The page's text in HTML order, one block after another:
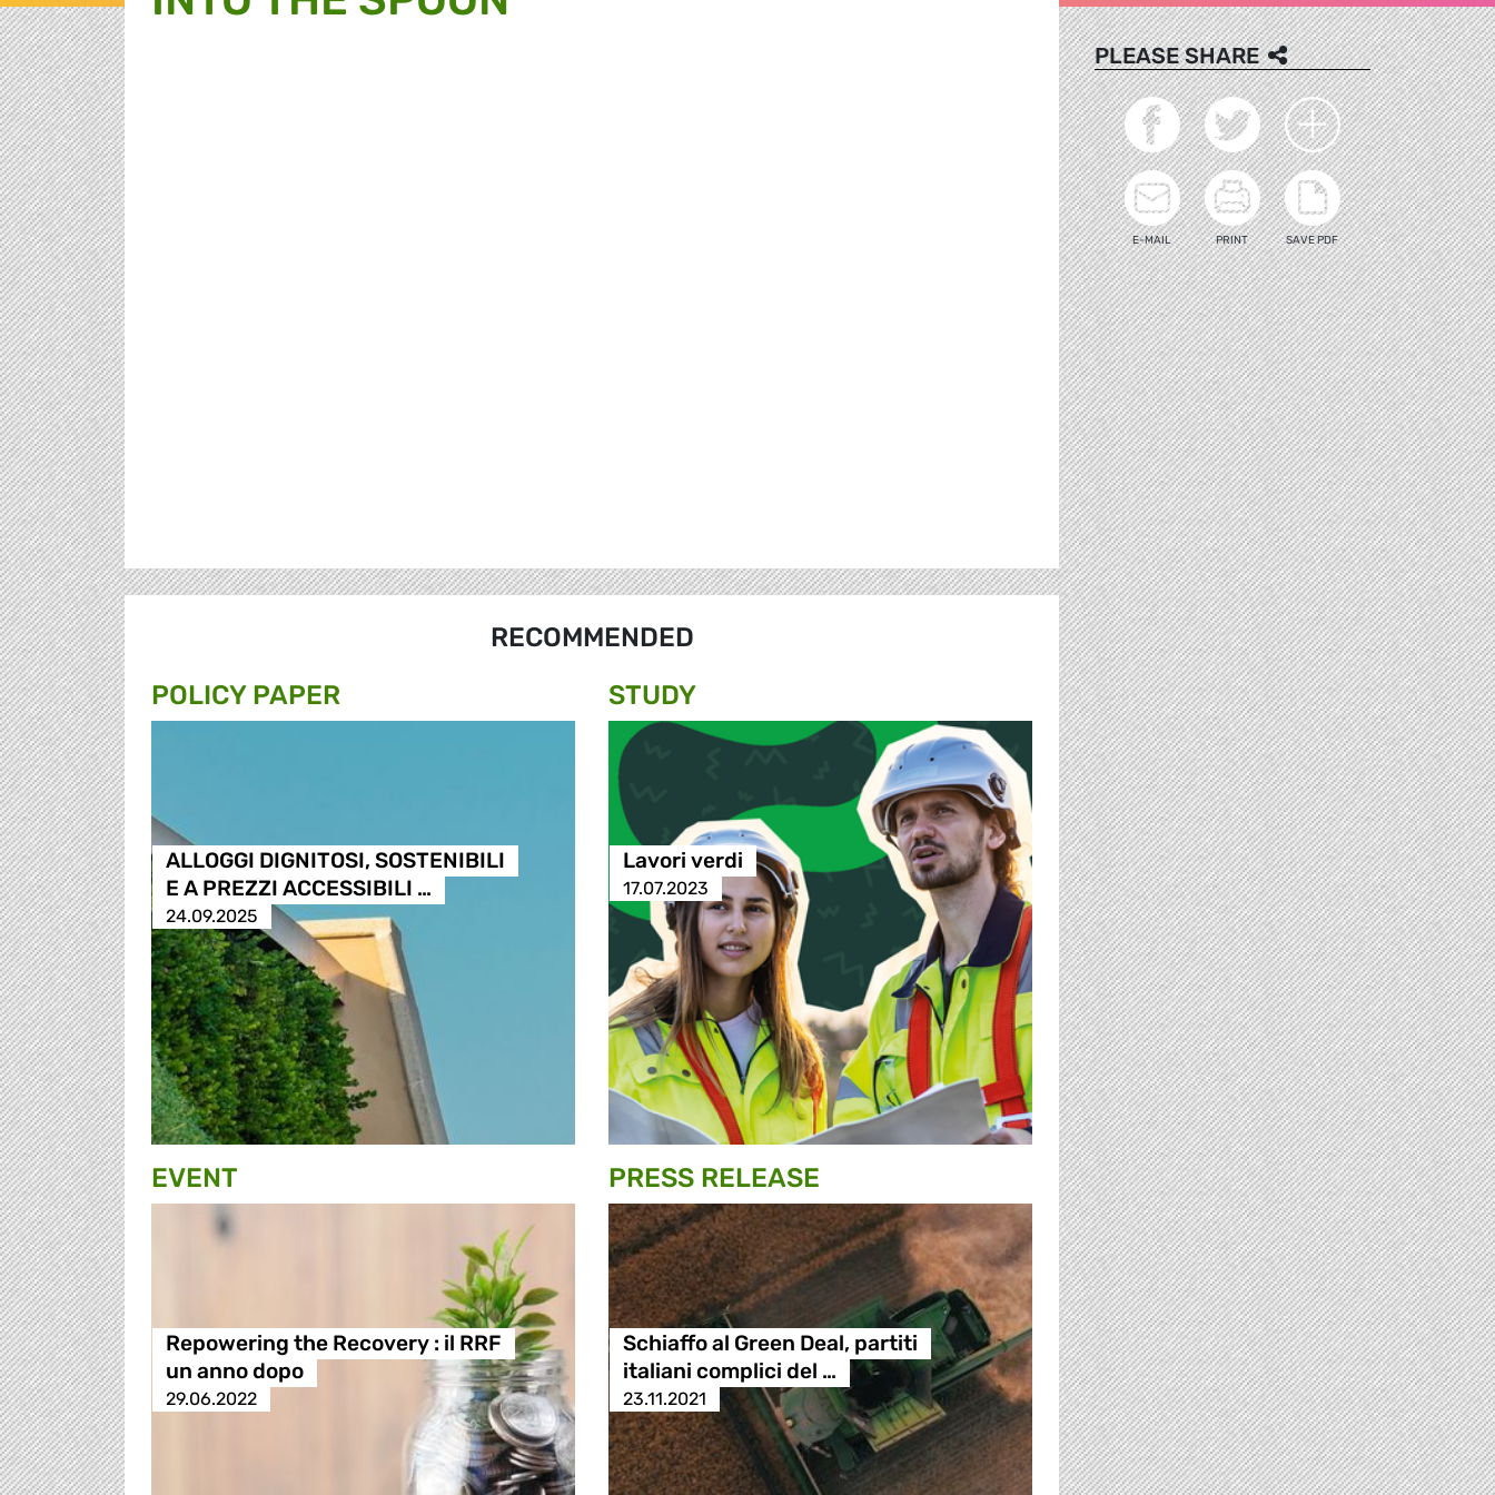
RECOMMENDED
POLICY PAPER
ALLOGGI DIGNITOSI, SOSTENIBILI
E A PREZZI ACCESSIBILI …
24.09.2025
STUDY
Lavori verdi
17.07.2023
EVENT
Repowering the Recovery : il RRF
un anno dopo
29.06.2022
PRESS RELEASE
Schiaffo al Green Deal, partiti
italiani complici del …
23.11.2021
PLEASE SHARE
E-MAIL PRINT SAVE PDF